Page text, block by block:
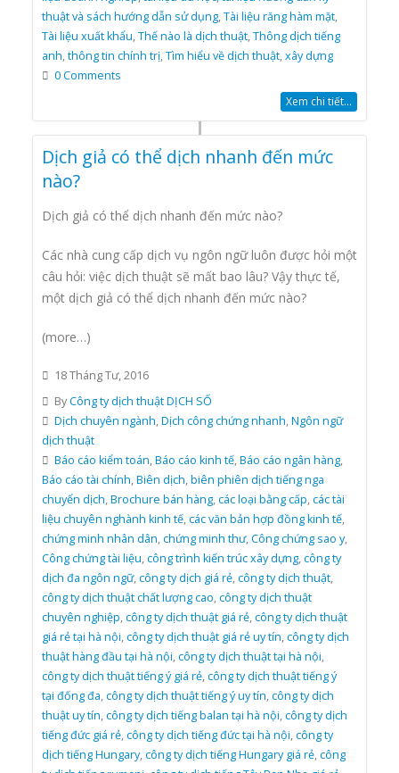
thuật và sách hướng dẫn sử dụng,Tài liệu răng hàm mặt,
Tài liệu xuất khẩu,Thế nào là dịch thuật,Thông dịch tiếng
anh,thông tin chính trị,Tìm hiểu về dịch thuật,xây dựng
0 Comments
Xem chi tiết...
Dịch giả có thể dịch nhanh đến mức
nào?
Dịch giả có thể dịch nhanh đến mức nào?
Các nhà cung cấp dịch vụ ngôn ngữ luôn được hỏi một
câu hỏi: việc dịch thuật sẽ mất bao lâu? Vậy thực tế,
một dịch giả có thể dịch nhanh đến mức nào?
(more…)
18 Tháng Tư, 2016
ByCông ty dịch thuật DỊCH SỐ
Dịch chuyên ngành,Dịch công chứng nhanh,Ngôn ngữ
dịch thuật
Báo cáo kiểm toán,Báo cáo kinh tế,Báo cáo ngân hàng,
Báo cáo tài chính,Biên dịch,biên phiên dịch tiếng nga
chuyển dịch,Brochure bán hàng,các loại bằng cấp,các tài
liệu chuyên nghành kinh tế,các văn bản hợp đồng kinh tế,
chứng minh nhân dân,chứng minh thư,Công chứng sao y,
Công chứng tài liệu,công trình kiến trúc xây dựng,công ty
dịch đa ngôn ngữ,công ty dịch giá rẻ,công ty dịch thuật,
công ty dịch thuật chất lượng cao,công ty dịch thuật
chuyên nghiệp,công ty dịch thuật giá rẻ,công ty dịch thuật
giá rẻ tại hà nội,công ty dịch thuật giá rẻ uy tín,công ty dịch
thuật hàng đầu tại hà nội,công ty dịch thuật tại hà nội,
công ty dịch thuật tiếng ý giá rẻ,công ty dịch thuật tiếng ý
tại đống đa,công ty dịch thuật tiếng ý uy tín,công ty dịch
thuật uy tín,công ty dịch tiếng balan tại hà nội,công ty dịch
tiếng đức giá rẻ,công ty dịch tiếng đức tại hà nội,công ty
dịch tiếng Hungary,công ty dịch tiếng Hungary giá rẻ,công